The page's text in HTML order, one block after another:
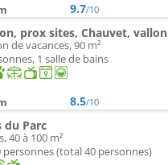
9.7/10
prox sites, Chauvet, vallon
de vacances, 90 m²
1 salle de bains
8.5/10
du Parc
40 à 100 m²
personnes (total 40 personnes)